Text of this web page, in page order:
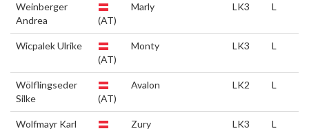
Weinberger
Andrea
(AT)
Marly LK3 L
Wicpalek Ulrike
(AT)
Monty LK3 L
Wölflingseder
Silke
(AT)
Avalon LK2 L
Wolfmayr Karl
Zury LK3 L